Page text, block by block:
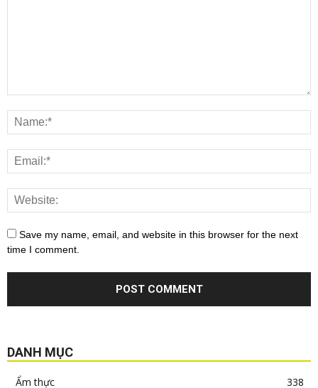
Save my name, email, and website in this browser for the next
time I comment.
DANH MỤC
Ẩm thực 338